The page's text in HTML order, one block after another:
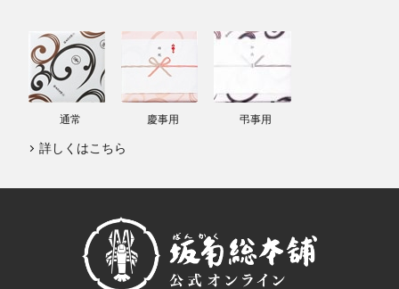
通常 慶事用 弔事用
詳しくはこちら